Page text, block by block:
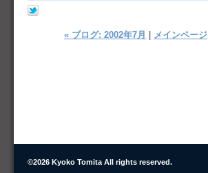
« ブログ: 2002年7月 メインページ
©2026 Kyoko Tomita All rights reserved.